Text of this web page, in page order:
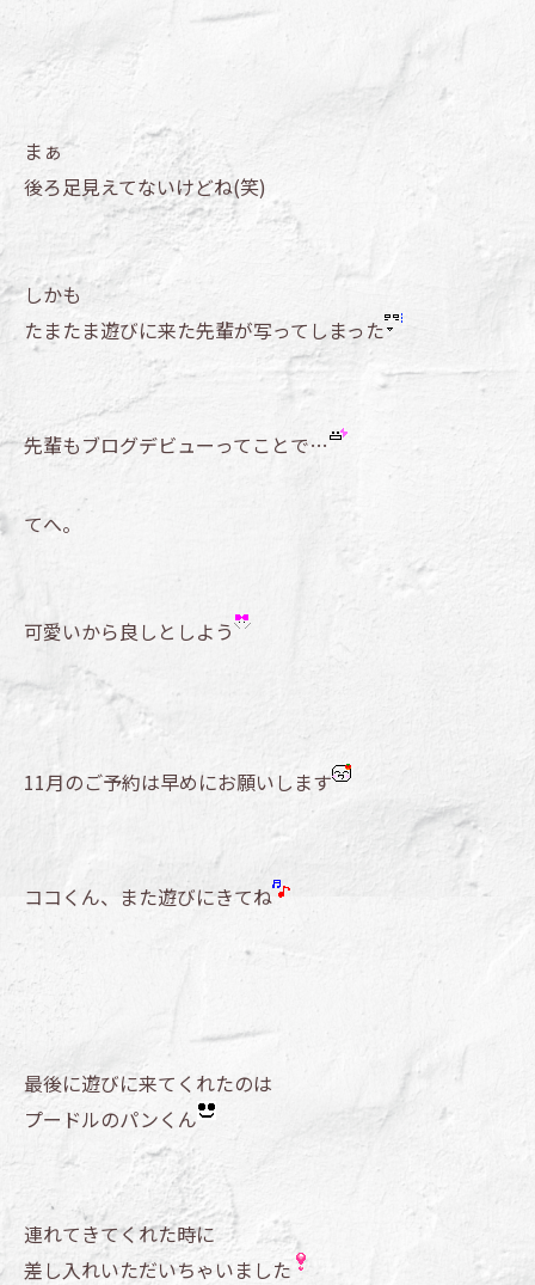
まぁ
後ろ足見えてないけどね(笑)
しかも
たまたま遊びに来た先輩が写ってしまった
先輩もブログデビューってことで…
てへ。
可愛いから良しとしよう
11月のご予約は早めにお願いします
ココくん、また遊びにきてね
最後に遊びに来てくれたのは
プードルのパンくん
連れてきてくれた時に
差し入れいただいちゃいました